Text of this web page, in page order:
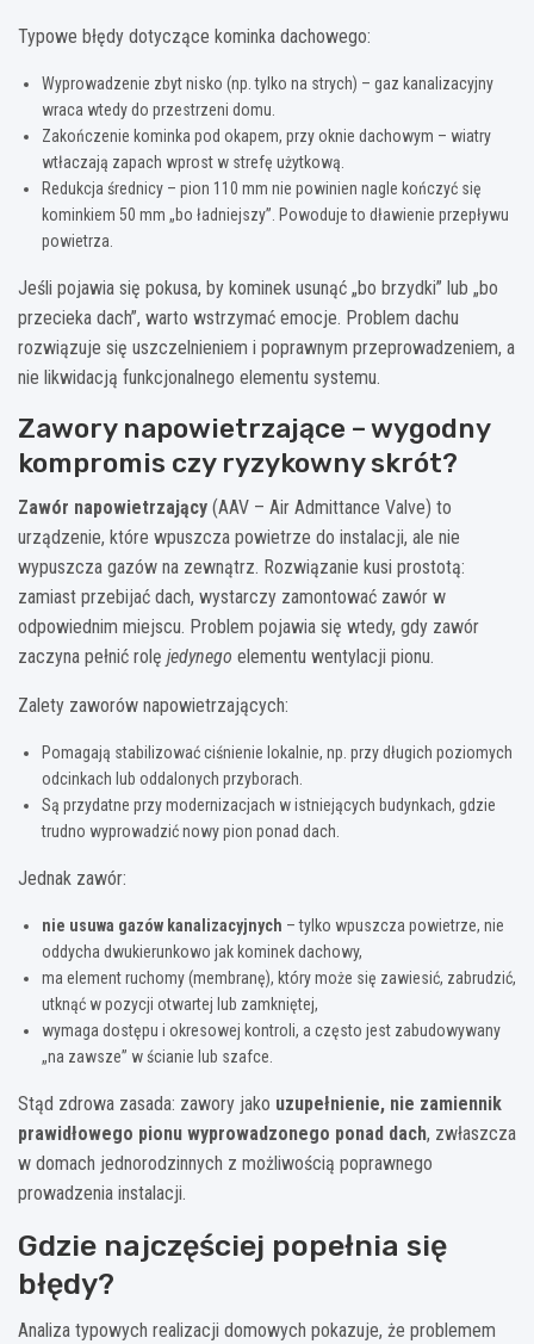
Typowe błędy dotyczące kominka dachowego:
Wyprowadzenie zbyt nisko (np. tylko na strych) – gaz kanalizacyjny
wraca wtedy do przestrzeni domu.
Zakończenie kominka pod okapem, przy oknie dachowym – wiatry
wtłaczają zapach wprost w strefę użytkową.
Redukcja średnicy – pion 110 mm nie powinien nagle kończyć się
kominkiem 50 mm „bo ładniejszy”. Powoduje to dławienie przepływu
powietrza.
Jeśli pojawia się pokusa, by kominek usunąć „bo brzydki” lub „bo
przecieka dach”, warto wstrzymać emocje. Problem dachu
rozwiązuje się uszczelnieniem i poprawnym przeprowadzeniem, a
nie likwidacją funkcjonalnego elementu systemu.
Zawory napowietrzające – wygodny
kompromis czy ryzykowny skrót?
Zawór napowietrzający (AAV – Air Admittance Valve) to
urządzenie, które wpuszcza powietrze do instalacji, ale nie
wypuszcza gazów na zewnątrz. Rozwiązanie kusi prostotą:
zamiast przebijać dach, wystarczy zamontować zawór w
odpowiednim miejscu. Problem pojawia się wtedy, gdy zawór
zaczyna pełnić rolę jedynego elementu wentylacji pionu.
Zalety zaworów napowietrzających:
Pomagają stabilizować ciśnienie lokalnie, np. przy długich poziomych
odcinkach lub oddalonych przyborach.
Są przydatne przy modernizacjach w istniejących budynkach, gdzie
trudno wyprowadzić nowy pion ponad dach.
Jednak zawór:
nie usuwa gazów kanalizacyjnych – tylko wpuszcza powietrze, nie
oddycha dwukierunkowo jak kominek dachowy,
ma element ruchomy (membranę), który może się zawiesić, zabrudzić,
utknąć w pozycji otwartej lub zamkniętej,
wymaga dostępu i okresowej kontroli, a często jest zabudowywany
„na zawsze” w ścianie lub szafce.
Stąd zdrowa zasada: zawory jako uzupełnienie, nie zamiennik
prawidłowego pionu wyprowadzonego ponad dach, zwłaszcza
w domach jednorodzinnych z możliwością poprawnego
prowadzenia instalacji.
Gdzie najczęściej popełnia się
błędy?
Analiza typowych realizacji domowych pokazuje, że problemem